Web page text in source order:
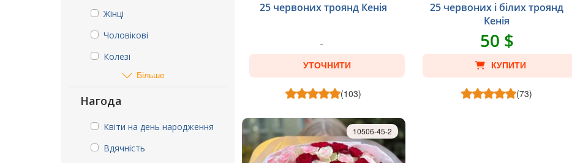
Жінці
Чоловікові
Колезі
Більше
Нагода
Квіти на день народження
Вдячність
25 червоних троянд Кенія
УТОЧНИТИ
(103)
25 червоних і білих троянд
Кенія
50 $
КУПИТИ
(73)
10506-45-2